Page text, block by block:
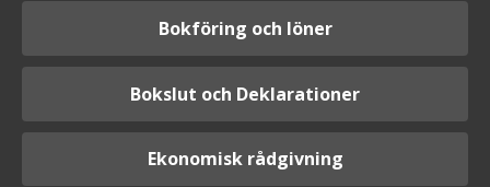
Bokföring och löner
Bokslut och Deklarationer
Ekonomisk rådgivning